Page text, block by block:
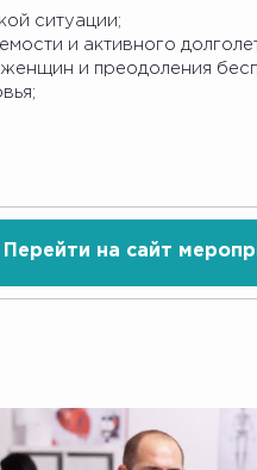
ситуации;
и активного
и преодоления
Перейти на сайт